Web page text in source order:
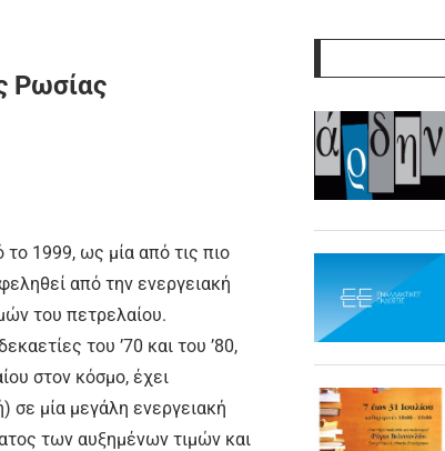
Ρωσίας
1999, ως μία από τις πιο
από την ενεργειακή
του πετρελαίου.
του ’70 και του ’80,
στον κόσμο, έχει
σε μία μεγάλη ενεργειακή
των αυξημένων τιμών και